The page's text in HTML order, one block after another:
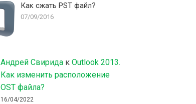
Как сжать PST файл?
07/09/2016
Андрей Свирида к Outlook 2013.
Как изменить расположение
OST файла?
16/04/2022